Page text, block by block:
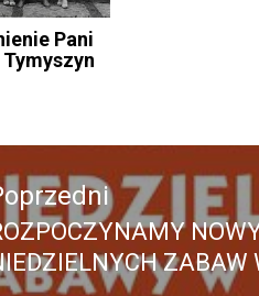
Pani
ZABAW